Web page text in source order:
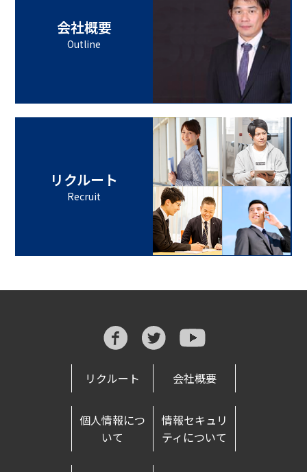
会社概要
Outline
リクルート
Recruit
リクルート 会社概要
個人情報につ
いて
情報セキュリ
ティについて